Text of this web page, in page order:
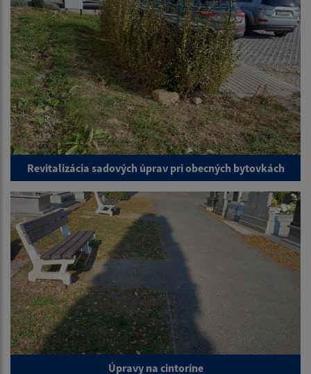
Revitalizácia sadových úprav pri obecných bytovkách
Úpravy na cintoríne